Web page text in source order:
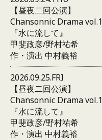
【昼夜二回公演】
Chansonnic Drama vol.1
『水に流して』
甲斐政彦/野村祐希
作・演出 中村義裕
2026.09.25.FRI
【昼夜二回公演】
Chansonnic Drama vol.1
『水に流して』
甲斐政彦/野村祐希
作・演出 中村義裕